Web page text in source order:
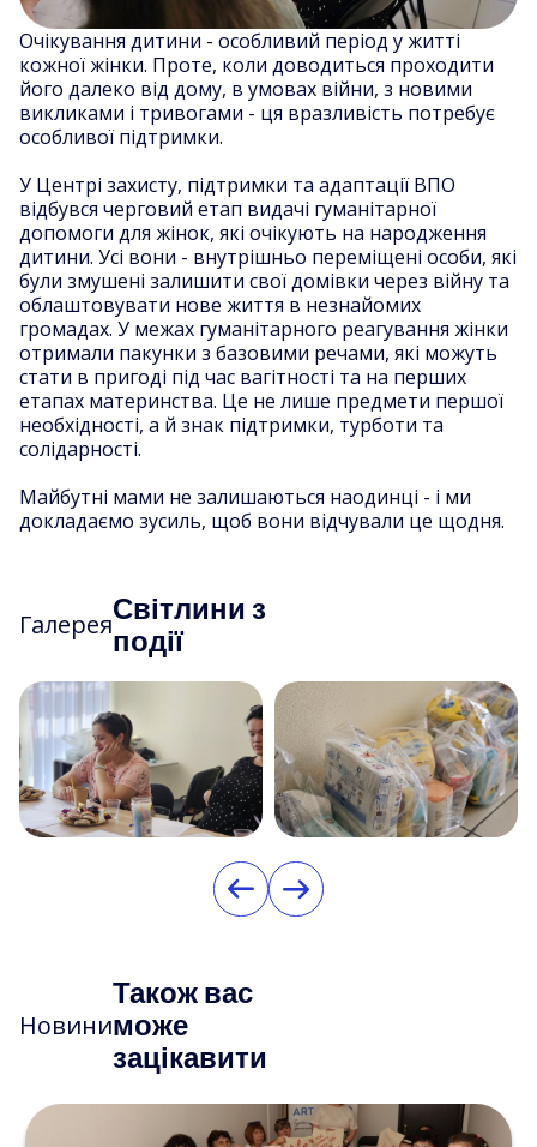
Очікування дитини - особливий період у житті
кожної жінки. Проте, коли доводиться проходити
його далеко від дому, в умовах війни, з новими
викликами і тривогами - ця вразливість потребує
особливої підтримки.
У Центрі захисту, підтримки та адаптації ВПО
відбувся черговий етап видачі гуманітарної
допомоги для жінок, які очікують на народження
дитини. Усі вони - внутрішньо переміщені особи, які
були змушені залишити свої домівки через війну та
облаштовувати нове життя в незнайомих
громадах. У межах гуманітарного реагування жінки
отримали пакунки з базовими речами, які можуть
стати в пригоді під час вагітності та на перших
етапах материнства. Це не лише предмети першої
необхідності, а й знак підтримки, турботи та
солідарності.
Майбутні мами не залишаються наодинці - і ми
докладаємо зусиль, щоб вони відчували це щодня.
ГалереяСвітлини з
події
Новини
Також вас
може
зацікавити